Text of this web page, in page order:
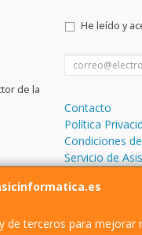
de terceros para mejorar
de la
He leído y
Contacto
Política
Condiciones
Servicio de